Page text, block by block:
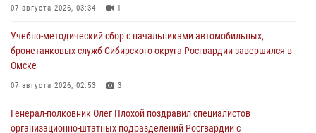
07 августа 2026, 03:34 1
Учебно-методический сбор с начальниками автомобильных,
бронетанковых служб Сибирского округа Росгвардии завершился в
Омске
07 августа 2026, 02:53 3
Генерал-полковник Олег Плохой поздравил специалистов
организационно-штатных подразделений Росгвардии с